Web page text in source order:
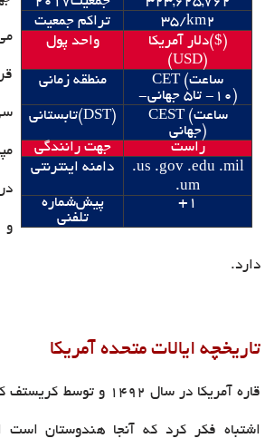
35/km۲‏
تراکم جمعیت
دلار آمریکا($)
(USD)
واحد پول
CET (ساعت
جهانی- ۵ ‏تا- ۱۰ )
منطقه زمانی
CEST (ساعت
جهانی)
تابستانی(DST)
راست
جهت رانندگی
.us .gov .edu .mil
.um
دامنه اینترنتی
+ ۱
پیش‌شماره
تلفنی
و
دارد.
تاریخچه ایالات متحده آمریکا
قاره آمریکا در سال ۱۴۹۲
اشتباه فکر کرد که آنجا هندوستان است